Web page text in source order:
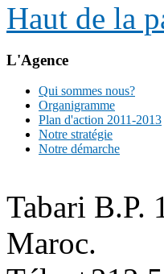
Haut de la
L'Agence
Qui sommes nous?
Organigramme
Plan d'action 2011-2013
Notre stratégie
Notre démarche
Tabari B.P.
Maroc.